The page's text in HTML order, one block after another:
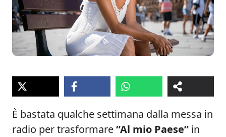
È bastata qualche settimana dalla messa in
radio per trasformare“Al mio Paese” in